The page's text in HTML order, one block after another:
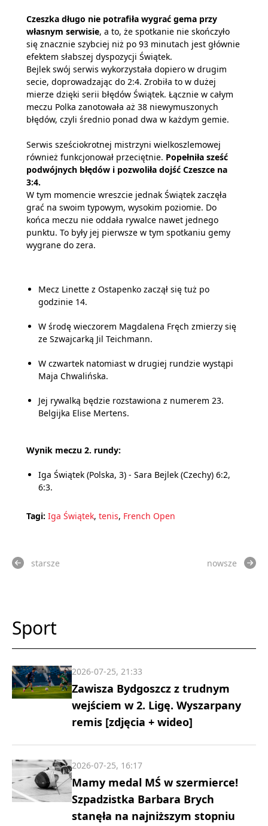
Czeszka długo nie potrafiła wygrać gema przy
własnym serwisie, a to, że spotkanie nie skończyło
się znacznie szybciej niż po 93 minutach jest głównie
efektem słabszej dyspozycji Świątek.
Bejlek swój serwis wykorzystała dopiero w drugim
secie, doprowadzając do 2:4. Zrobiła to w dużej
mierze dzięki serii błędów Świątek. Łącznie w całym
meczu Polka zanotowała aż 38 niewymuszonych
błędów, czyli średnio ponad dwa w każdym gemie.
Serwis sześciokrotnej mistrzyni wielkoszlemowej
również funkcjonował przeciętnie. Popełniła sześć
podwójnych błędów i pozwoliła dojść Czeszce na
3:4.
W tym momencie wreszcie jednak Świątek zaczęła
grać na swoim typowym, wysokim poziomie. Do
końca meczu nie oddała rywalce nawet jednego
punktu. To były jej pierwsze w tym spotkaniu gemy
wygrane do zera.
Mecz Linette z Ostapenko zaczął się tuż po
godzinie 14.
W środę wieczorem Magdalena Fręch zmierzy się
ze Szwajcarką Jil Teichmann.
W czwartek natomiast w drugiej rundzie wystąpi
Maja Chwalińska.
Jej rywalką będzie rozstawiona z numerem 23.
Belgijka Elise Mertens.
Wynik meczu 2. rundy:
Iga Świątek (Polska, 3) - Sara Bejlek (Czechy) 6:2,
6:3.
Tagi: Iga Świątek, tenis, French Open
starsze nowsze
Sport
Zawisza Bydgoszcz z trudnym
wejściem w 2. Ligę. Wyszarpany
remis [zdjęcia + wideo]
2026-07-25, 21:33
Mamy medal MŚ w szermierce!
Szpadzistka Barbara Brych
stanęła na najniższym stopniu
2026-07-25, 16:17